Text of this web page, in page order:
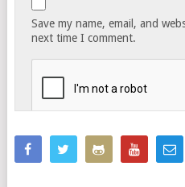
Save my name, email, and
next time I comment.